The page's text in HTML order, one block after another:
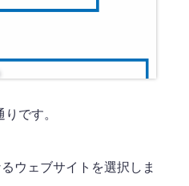
です。
ウェブサイトを選択しま